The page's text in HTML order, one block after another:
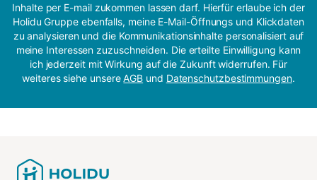
Inhalte per E-mail zukommen lassen darf. Hierfür erlaube ich der
Holidu Gruppe ebenfalls, meine E-Mail-Öffnungs und Klickdaten
zu analysieren und die Kommunikationsinhalte personalisiert auf
meine Interessen zuzuschneiden. Die erteilte Einwilligung kann
ich jederzeit mit Wirkung auf die Zukunft widerrufen. Für
weiteres siehe unsereAGB und Datenschutzbestimmungen.